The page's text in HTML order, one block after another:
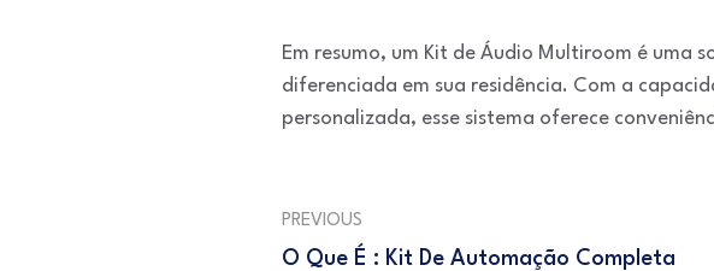
Em resumo, um Kit de Áudio Multiroom é uma
diferenciada em sua residência. Com a
personalizada, esse sistema oferece
PREVIOUS
O Que É : Kit De Automação Completa